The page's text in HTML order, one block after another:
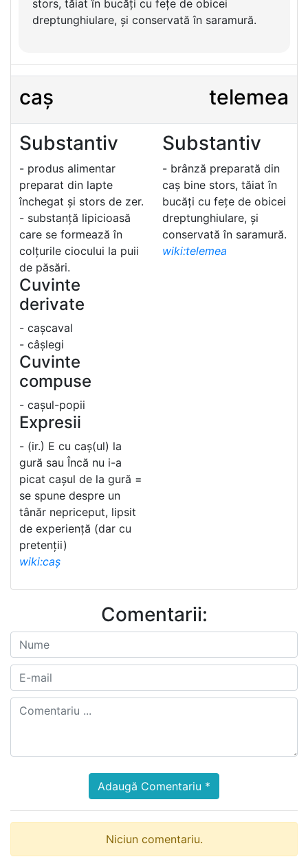
stors, tăiat în bucăți cu fețe de obicei
dreptunghiulare, și conservată în saramură.
caș telemea
Substantiv
- produs alimentar
preparat din lapte
închegat și stors de zer.
- substanță lipicioasă
care se formează în
colțurile ciocului la puii
de păsări.
Cuvinte
derivate
- cașcaval
- câșlegi
Cuvinte
compuse
- cașul-popii
Expresii
- (ir.) E cu caș(ul) la
gură sau Încă nu i-a
picat cașul de la gură =
se spune despre un
tânăr nepriceput, lipsit
de experiență (dar cu
pretenții)
wiki:caș
Substantiv
- brânză preparată din
caș bine stors, tăiat în
bucăți cu fețe de obicei
dreptunghiulare, și
conservată în saramură.
wiki:telemea
Comentarii:
Adaugă Comentariu *
Niciun comentariu.